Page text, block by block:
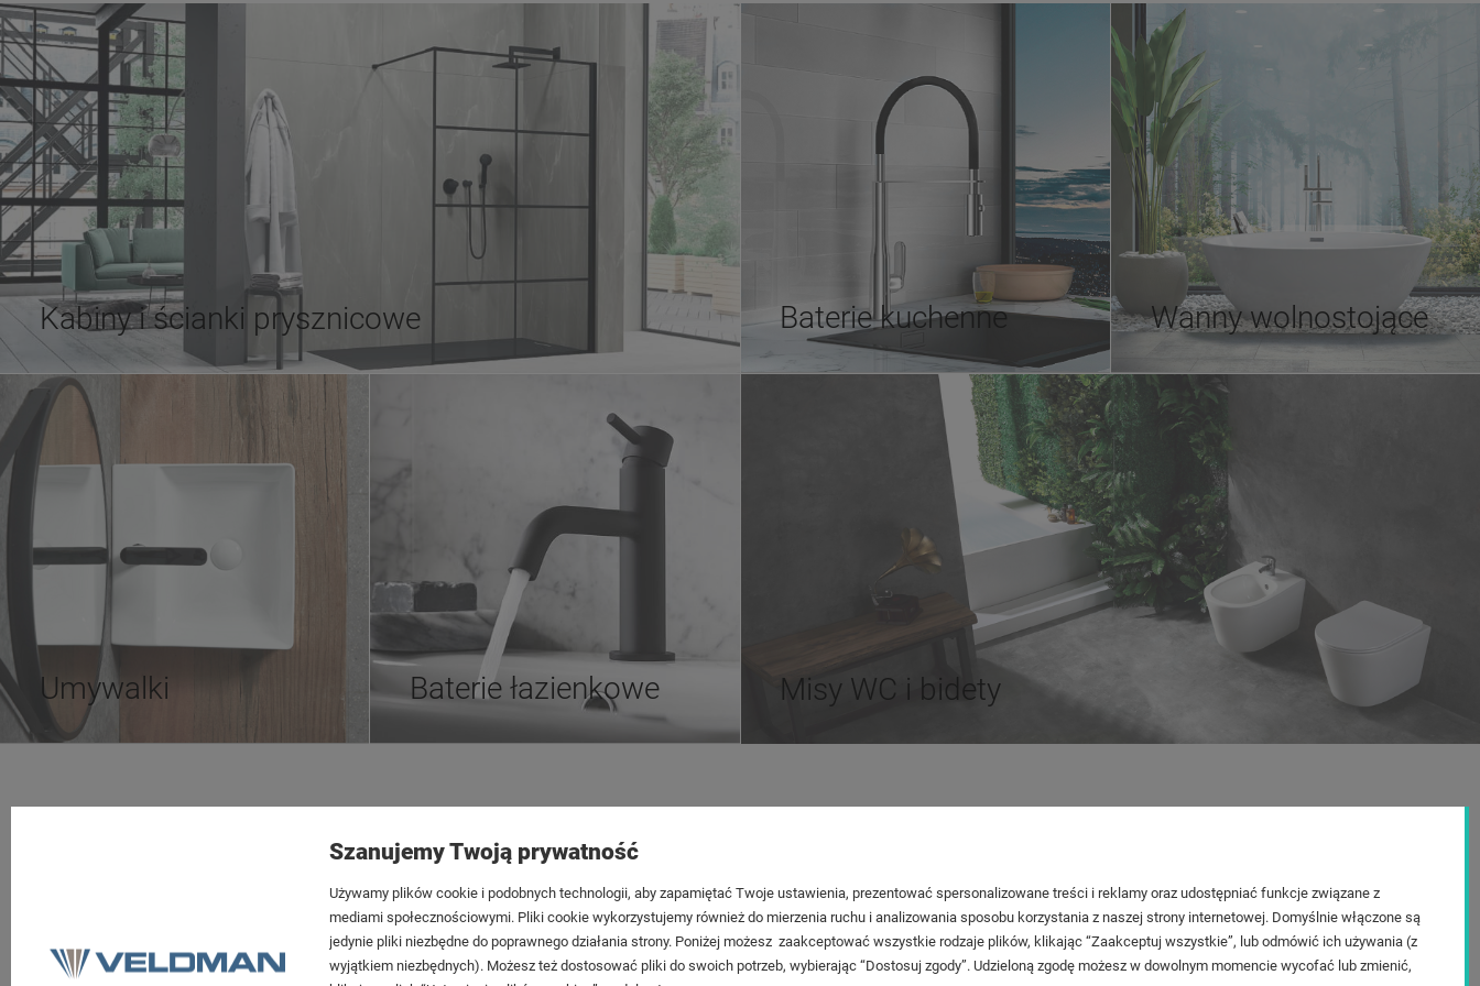
Kabiny i ścianki prysznicowe Baterie kuchenne Wanny wolnostojące
Misy WC i bidety
Umywalki Baterie łazienkowe
biuro@veldman.pl
Twoje zamówienia
Ustawienia konta
Przechowalnia
Rezerwacja produktu
Czas i koszty dostawy
Czas realizacji zamówienia
Bezpieczeństwo produktu
Zwroty i reklamacje
Regulamin
Kontakt i dane firmy
Kontakt
Salon sprzedaży Veldman
Szanujemy Twoją prywatność
Używamy plików cookie i podobnych technologii, aby zapamiętać Twoje ustawienia, prezentować spersonalizowane treści i reklamy oraz udostępniać funkcje związane z
mediami społecznościowymi. Pliki cookie wykorzystujemy również do mierzenia ruchu i analizowania sposobu korzystania z naszej strony internetowej. Domyślnie włączone są
jedynie pliki niezbędne do poprawnego działania strony. Poniżej możesz zaakceptować wszystkie rodzaje plików, klikając “Zaakceptuj wszystkie”, lub odmówić ich używania (z
wyjątkiem niezbędnych). Możesz też dostosować pliki do swoich potrzeb, wybierając “Dostosuj zgody”. Udzieloną zgodę możesz w dowolnym momencie wycofać lub zmienić,